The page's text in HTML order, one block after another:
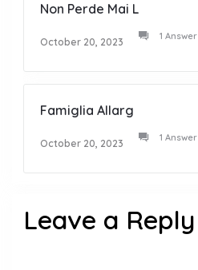
Non Perde Mai L
October 20, 2023 1 Answer
Famiglia Allarg
October 20, 2023 1 Answer
Leave a Reply